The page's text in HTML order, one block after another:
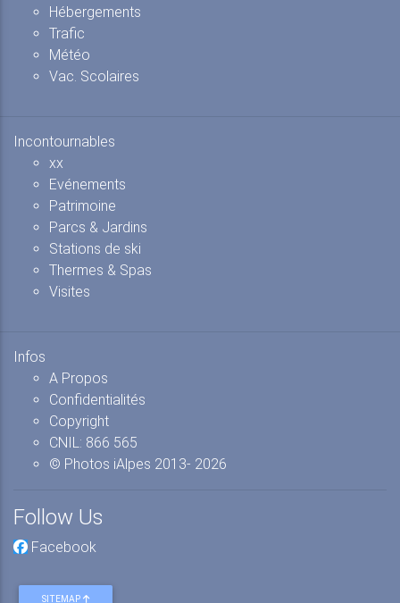
Hébergements
Trafic
Météo
Vac. Scolaires
Incontournables
xx
Evénements
Patrimoine
Parcs & Jardins
Stations de ski
Thermes & Spas
Visites
Infos
A Propos
Confidentialités
Copyright
CNIL: 866 565
© Photos iAlpes 2013- 2026
Follow Us
Facebook
SITEMAP